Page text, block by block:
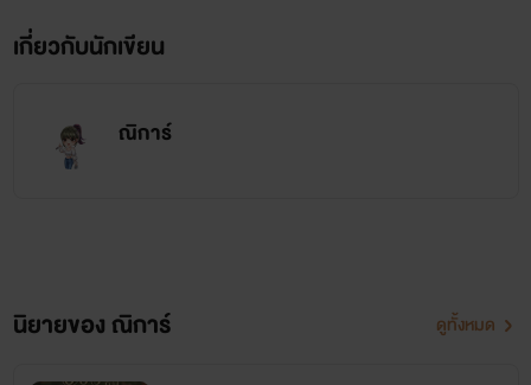
“คุณมันบ้า! ไปเลยนะ ไปให้พ้นหน้าฉัน ฉันเกลียดคุณ!”เหรียญ
หล่อนมองไม่เห็นค่าความรักของเขาบ้าง ที่เขาทำลงไปทุกอย่าง
เพราะรักถึงได้ทำแบบนั้น เขารู้ว่ามันผิดแต่ก็ทำลงไปแล้ว แถมยัง
เกี่ยวกับนักเขียน
ณิการ์
นิยายของ ณิการ์ ดูทั้งหมด